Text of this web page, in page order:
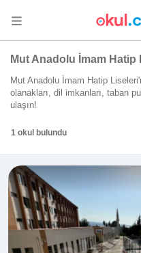
Mut Anadolu İmam Hatip
Mut Anadolu İmam Hatip
olanakları, dil imkanları, taban
ulaşın!
1 okul bulundu